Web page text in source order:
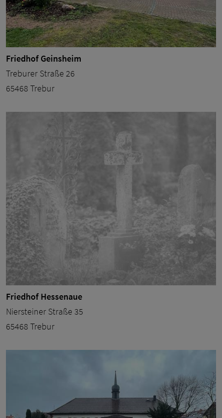
Friedhof Geinsheim
Treburer Straße 26
65468 Trebur
Friedhof Hessenaue
Niersteiner Straße 35
65468 Trebur